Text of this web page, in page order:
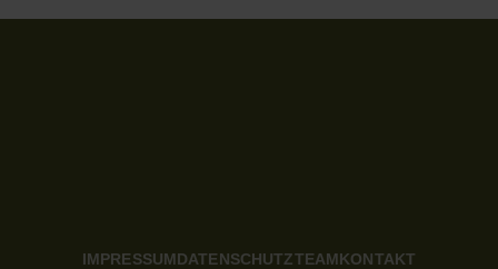
IMPRESSUMDATENSCHUTZTEAMKONTAKT